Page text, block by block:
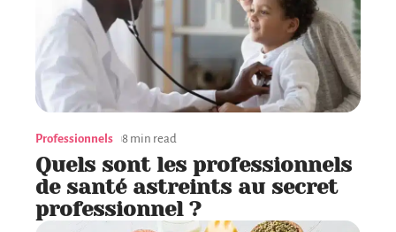
Professionnels 8 min read
Quels sont les professionnels
de santé astreints au secret
professionnel ?